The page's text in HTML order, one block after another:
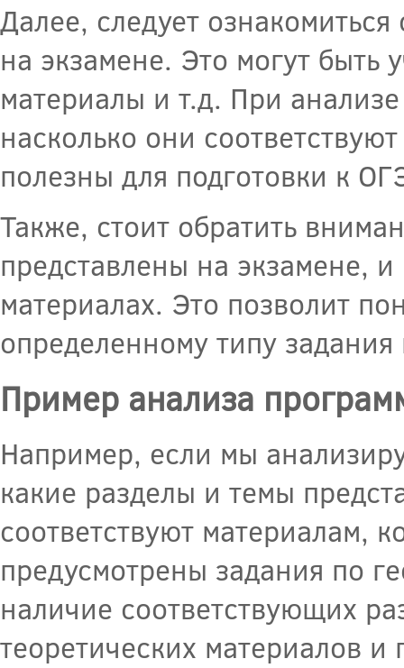
Далее, следует
на экзамене. Это могут быть
материалы и т.д. При
насколько они
полезны для подготовки к
Также, стоит обратить
представлены на экзамене,
материалах. Это позволит
определенному типу
Пример анализа
Например, если мы
какие разделы и темы
соответствуют материалам,
предусмотрены задания по
наличие соответствующих
теоретических материалов